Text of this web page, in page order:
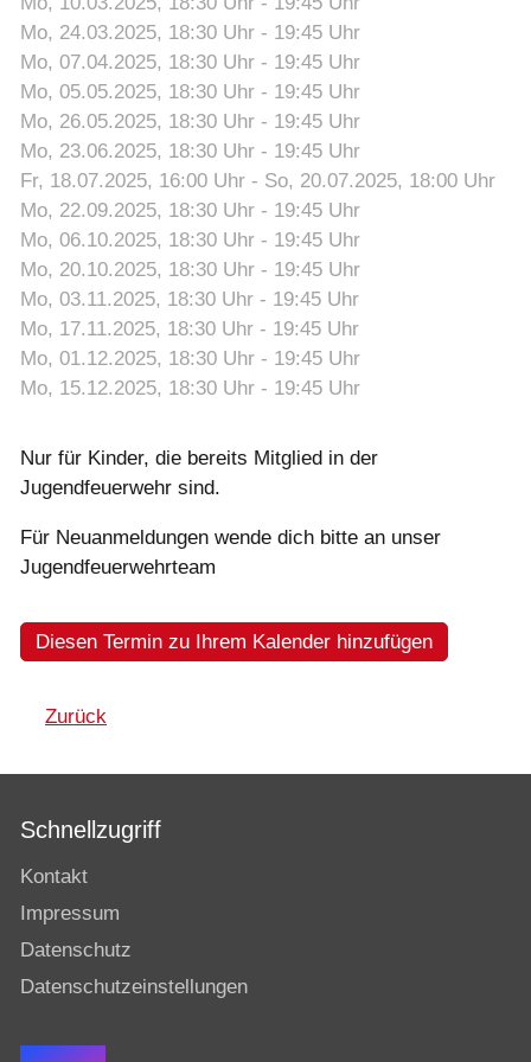
Mo, 24.03.2025, 18:30 Uhr - 19:45 Uhr
Mo, 07.04.2025, 18:30 Uhr - 19:45 Uhr
Mo, 05.05.2025, 18:30 Uhr - 19:45 Uhr
Mo, 26.05.2025, 18:30 Uhr - 19:45 Uhr
Mo, 23.06.2025, 18:30 Uhr - 19:45 Uhr
Fr, 18.07.2025, 16:00 Uhr - So, 20.07.2025, 18:00 Uhr
Mo, 22.09.2025, 18:30 Uhr - 19:45 Uhr
Mo, 06.10.2025, 18:30 Uhr - 19:45 Uhr
Mo, 20.10.2025, 18:30 Uhr - 19:45 Uhr
Mo, 03.11.2025, 18:30 Uhr - 19:45 Uhr
Mo, 17.11.2025, 18:30 Uhr - 19:45 Uhr
Mo, 01.12.2025, 18:30 Uhr - 19:45 Uhr
Mo, 15.12.2025, 18:30 Uhr - 19:45 Uhr
Nur für Kinder, die bereits Mitglied in der
Jugendfeuerwehr sind.
Für Neuanmeldungen wende dich bitte an unser
Jugendfeuerwehrteam
Diesen Termin zu Ihrem Kalender hinzufügen
Zurück
Schnellzugriff
Kontakt
Impressum
Datenschutz
Datenschutzeinstellungen